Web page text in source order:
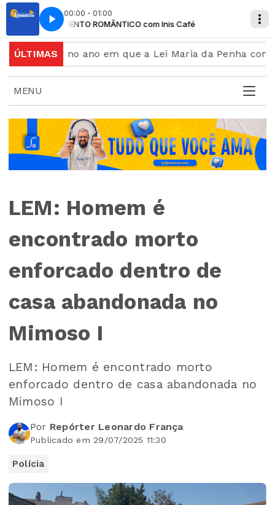
00:00 - 01:00
MOMENTO ROMÂNTICO com Inis Café
ÚLTIMAS
no ano em que a Lei Maria da Penha completa 20
MENU
LEM: Homem é
encontrado morto
enforcado dentro de
casa abandonada no
Mimoso I
LEM: Homem é encontrado morto
enforcado dentro de casa abandonada no
Mimoso I
Por Repórter Leonardo França
Publicado em 29/07/2025 11:30
Polícia